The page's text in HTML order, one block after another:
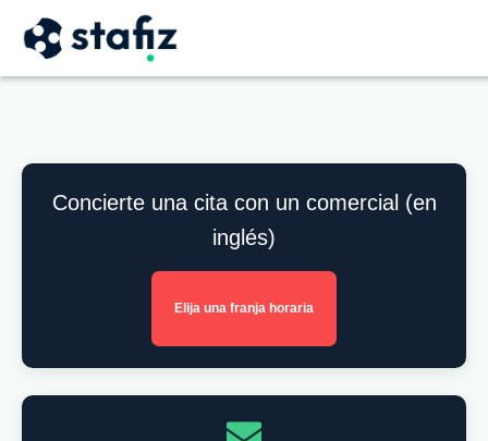
Concierte una cita con un comercial (en
inglés)
Elija una franja horaria